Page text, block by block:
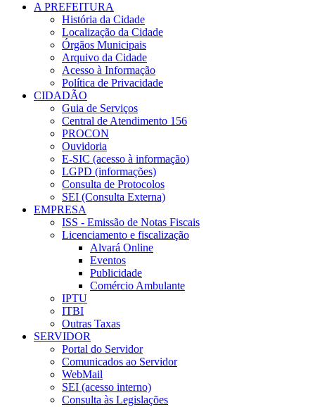
A PREFEITURA
História da Cidade
Localização da Cidade
Órgãos Municipais
Arquivo da Cidade
Acesso à Informação
Política de Privacidade
CIDADÃO
Guia de Serviços
Central de Atendimento 156
PROCON
Ouvidoria
E-SIC (acesso à informação)
LGPD (informações)
Consulta de Protocolos
SEI (Consulta Externa)
EMPRESA
ISS - Emissão de Notas Fiscais
Licenciamento e fiscalização
Alvará Online
Eventos
Publicidade
Comércio Ambulante
IPTU
ITBI
Outras Taxas
SERVIDOR
Portal do Servidor
Comunicados ao Servidor
WebMail
SEI (acesso interno)
Consulta às Legislações